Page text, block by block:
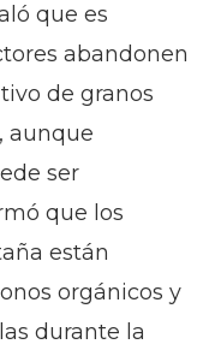
que es
abandonen
de granos
aunque
ser
que los
están
orgánicos y
durante la